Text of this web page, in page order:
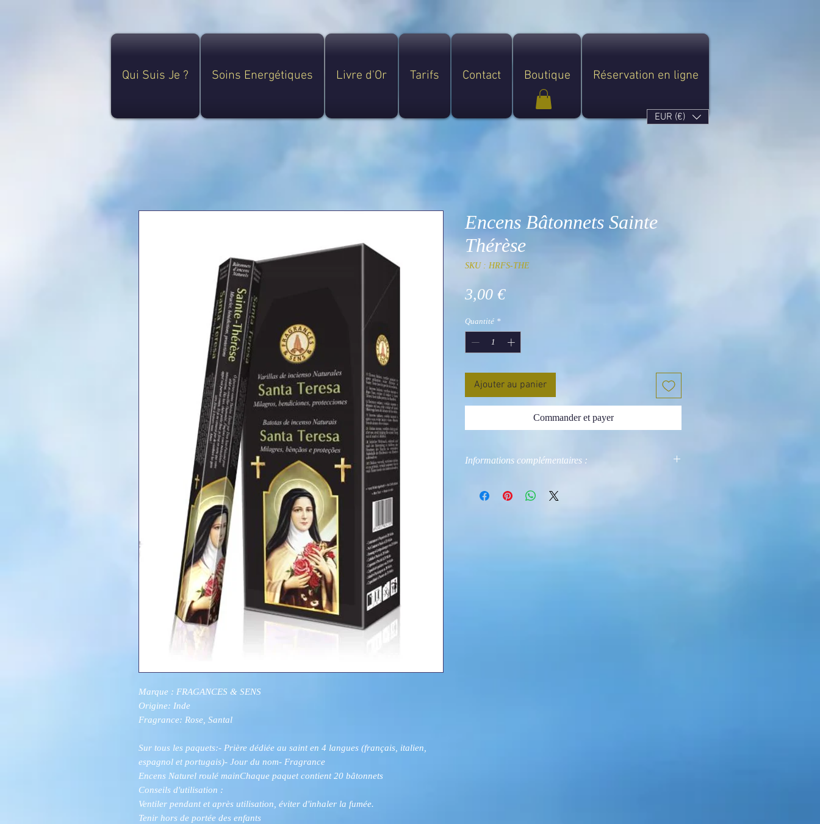
Qui Suis Je ? Soins Energétiques Livre d'Or Tarifs Contact Boutique Réservation en ligne
EUR (€)
Marque : FRAGANCES & SENS
Origine: Inde
Fragrance: Rose, Santal
Sur tous les paquets:- Prière dédiée au saint en 4 langues (français, italien,
espagnol et portugais)- Jour du nom- Fragrance
Encens Naturel roulé mainChaque paquet contient 20 bâtonnets
Conseils d'utilisation :
Ventiler pendant et après utilisation, éviter d'inhaler la fumée.
Tenir hors de portée des enfants
Encens Bâtonnets Sainte
Thérèse
SKU : HRFS-THE
3,00 €Prix
Quantité *
Ajouter au panier
Commander et payer
Informations complémentaires :